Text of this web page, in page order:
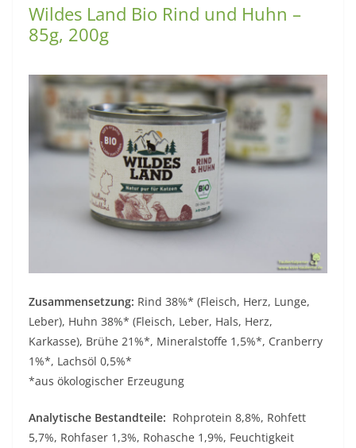
Wildes Land Bio Rind und Huhn –
85g, 200g
Zusammensetzung: Rind 38%* (Fleisch, Herz, Lunge,
Leber), Huhn 38%* (Fleisch, Leber, Hals, Herz,
Karkasse), Brühe 21%*, Mineralstoffe 1,5%*, Cranberry
1%*, Lachsöl 0,5%*
*aus ökologischer Erzeugung
Analytische Bestandteile: Rohprotein 8,8%, Rohfett
5,7%, Rohfaser 1,3%, Rohasche 1,9%, Feuchtigkeit